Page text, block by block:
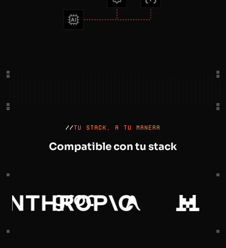
//TU STACK, A TU MANERA
Compatible con tu stack